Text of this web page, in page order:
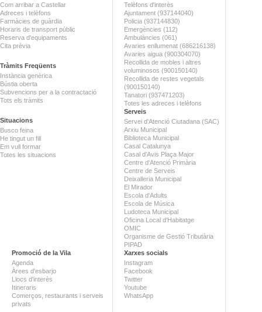
Com arribar a Castellar
Adreces i telèfons
Farmàcies de guàrdia
Horaris de transport públic
Reserva d'equipaments
Cita prèvia
Tràmits Freqüents
Instància genèrica
Bústia oberta
Subvencions per a la contractació
Tots els tràmits
Situacions
Busco feina
He tingut un fill
Em vull formar
Totes les situacions
Telèfons d'interès
Ajuntament (937144040)
Policia (937144830)
Emergències (112)
Ambulàncies (061)
Avaries enllumenat (686216138)
Avaries aigua (900304070)
Recollida de mobles i altres
voluminosos (900150140)
Recollida de restes vegetals
(900150140)
Tanatori (937471203)
Totes les adreces i telèfons
Serveis
Servei d'Atenció Ciutadana (SAC)
Arxiu Municipal
Biblioteca Municipal
Casal Catalunya
Casal d'Avis Plaça Major
Centre d'Atenció Primària
Centre de Serveis
Deixalleria Municipal
El Mirador
Escola d'Adults
Escola de Música
Ludoteca Municipal
Oficina Local d'Habitatge
OMIC
Organisme de Gestió Tributària
PIPAD
Promoció de la Vila
Agenda
Àrees d'esbarjo
Llocs d'interès
Itineraris
Comerços, restaurants i serveis
privats
Xarxes socials
Instagram
Facebook
Twitter
Youtube
WhatsApp